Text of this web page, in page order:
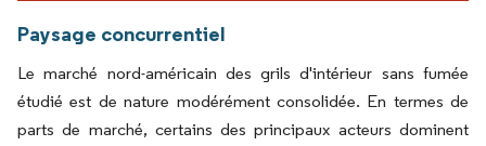
Paysage concurrentiel
Le marché nord-américain des grils d'intérieur sans fumée
étudié est de nature modérément consolidée. En termes de
parts de marché, certains des principaux acteurs dominent